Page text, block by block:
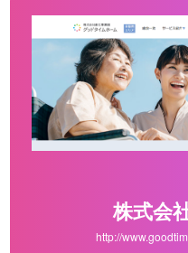
株式会
http://